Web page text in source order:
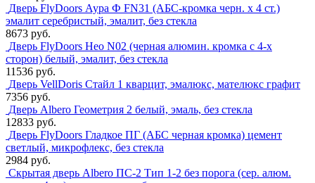
Дверь FlyDoors Аура Ф FN31 (АБС-кромка черн. х 4 ст.)
эмалит серебристый, эмалит, без стекла
8673 руб.
Дверь FlyDoors Нео N02 (черная алюмин. кромка с 4-х
сторон) белый, эмалит, без стекла
11536 руб.
Дверь VellDoris Стайл 1 кварцит, эмалюкс, мателюкс графит
7356 руб.
Дверь Albero Геометрия 2 белый, эмаль, без стекла
12833 руб.
Дверь FlyDoors Гладкое ПГ (АБС черная кромка) цемент
светлый, микрофлекс, без стекла
2984 руб.
Скрытая дверь Albero ПС-2 Тип 1-2 без порога (сер. алюм.